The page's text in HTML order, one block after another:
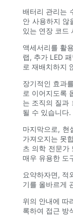
배터리 관리는
안 사용하지 않
있는 연장 코드
액세서리를 활
랩, 추가 LED
로 재배치하지
장기적인 효과
로 이어지도록
는 조직의 질과
될 수 있습니다.
마지막으로, 현
가져오지는 못
츠 의학 전문가
매우 유용한 도
요약하자면, 적
기를 올바르게
위의 안내에 따
록하여 접근 방